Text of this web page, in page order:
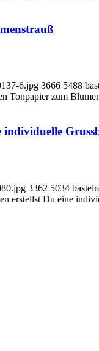
6.jpg 3666 5488
Tonpapier zum
individuelle
3362 5034
erstellst Du eine